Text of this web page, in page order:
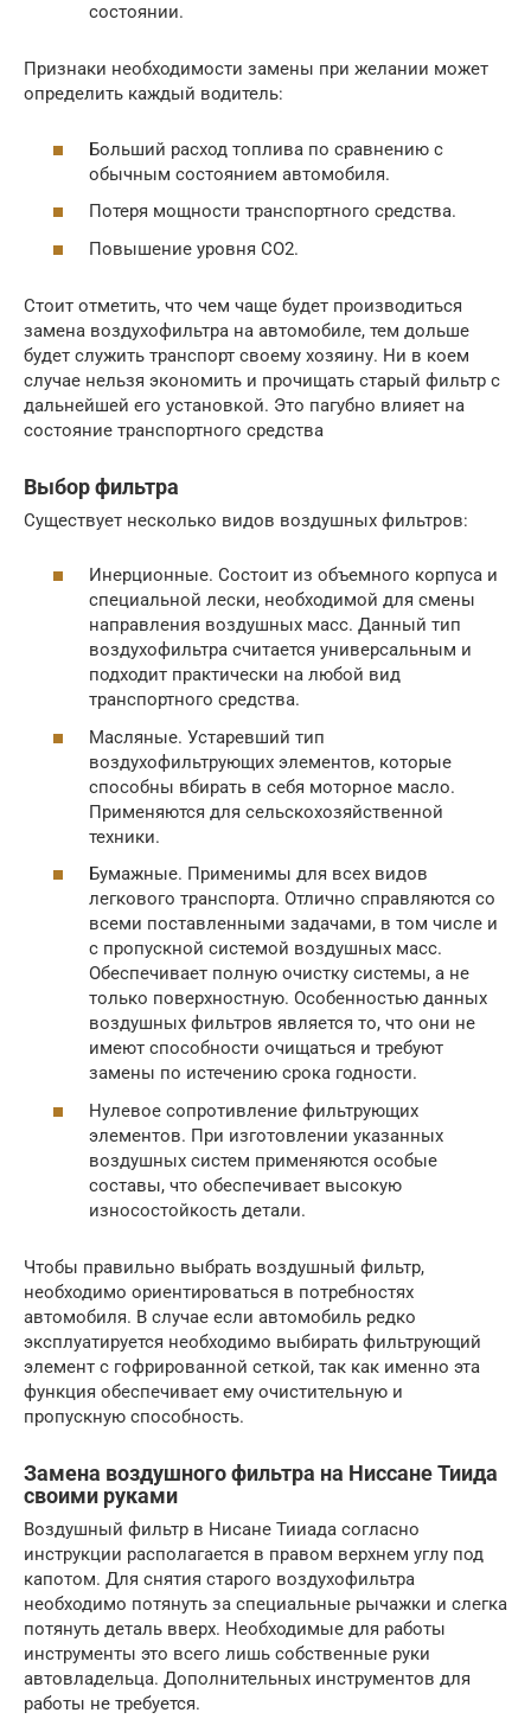
состоянии.
Признаки необходимости замены при желании может
определить каждый водитель:
Больший расход топлива по сравнению с
обычным состоянием автомобиля.
Потеря мощности транспортного средства.
Повышение уровня CO2.
Стоит отметить, что чем чаще будет производиться
замена воздухофильтра на автомобиле, тем дольше
будет служить транспорт своему хозяину. Ни в коем
случае нельзя экономить и прочищать старый фильтр с
дальнейшей его установкой. Это пагубно влияет на
состояние транспортного средства
Выбор фильтра
Существует несколько видов воздушных фильтров:
Инерционные. Состоит из объемного корпуса и
специальной лески, необходимой для смены
направления воздушных масс. Данный тип
воздухофильтра считается универсальным и
подходит практически на любой вид
транспортного средства.
Масляные. Устаревший тип
воздухофильтрующих элементов, которые
способны вбирать в себя моторное масло.
Применяются для сельскохозяйственной
техники.
Бумажные. Применимы для всех видов
легкового транспорта. Отлично справляются со
всеми поставленными задачами, в том числе и
с пропускной системой воздушных масс.
Обеспечивает полную очистку системы, а не
только поверхностную. Особенностью данных
воздушных фильтров является то, что они не
имеют способности очищаться и требуют
замены по истечению срока годности.
Нулевое сопротивление фильтрующих
элементов. При изготовлении указанных
воздушных систем применяются особые
составы, что обеспечивает высокую
износостойкость детали.
Чтобы правильно выбрать воздушный фильтр,
необходимо ориентироваться в потребностях
автомобиля. В случае если автомобиль редко
эксплуатируется необходимо выбирать фильтрующий
элемент с гофрированной сеткой, так как именно эта
функция обеспечивает ему очистительную и
пропускную способность.
Замена воздушного фильтра на Ниссане Тиида
своими руками
Воздушный фильтр в Нисане Тииада согласно
инструкции располагается в правом верхнем углу под
капотом. Для снятия старого воздухофильтра
необходимо потянуть за специальные рычажки и слегка
потянуть деталь вверх. Необходимые для работы
инструменты это всего лишь собственные руки
автовладельца. Дополнительных инструментов для
работы не требуется.